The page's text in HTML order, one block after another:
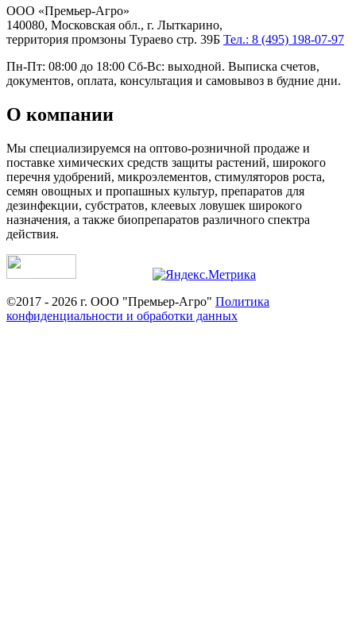
ООО «Премьер-Агро»
140080, Московская обл., г. Лыткарино,
территория промзоны Тураево стр. 39Б Тел.: 8 (495) 198-07-97
Пн-Пт: 08:00 до 18:00 Сб-Вс: выходной. Выписка счетов,
документов, оплата, консультация и самовывоз в будние дни.
О компании
Мы специализируемся на оптово-розничной продаже и
поставке химических средств защиты растений, широкого
перечня удобрений, микроэлементов, стимуляторов роста,
семян овощных и пропашных культур, препаратов для
дезинфекции, субстратов, клеевых ловушек широкого
назначения, а также биопрепаратов различного спектра
действия.
©2017 - 2026 г. ООО "Премьер-Агро" Политика
конфиденциальности и обработки данных